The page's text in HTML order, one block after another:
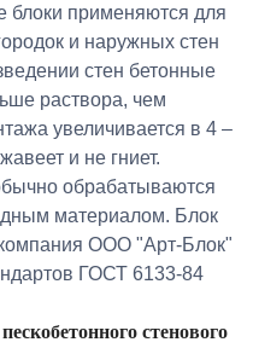
блоки применяются для
и наружных стен
стен бетонные
раствора, чем
увеличивается в 4 –
и не гниет.
обрабатываются
материалом. Блок
ООО "Арт-Блок"
ГОСТ 6133-84
стенового